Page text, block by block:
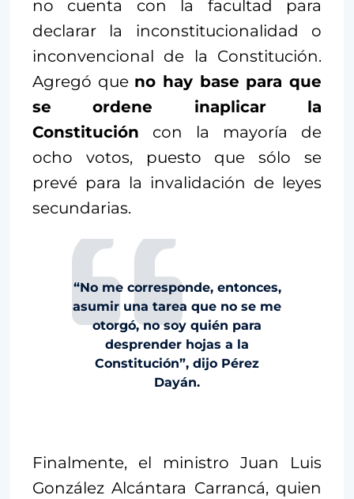
no cuenta con la facultad para
declarar la inconstitucionalidad o
inconvencional de la Constitución.
Agregó que no hay base para que
se ordene inaplicar la
Constitución con la mayoría de
ocho votos, puesto que sólo se
prevé para la invalidación de leyes
secundarias.
“No me corresponde, entonces,
asumir una tarea que no se me
otorgó, no soy quién para
desprender hojas a la
Constitución”, dijo Pérez
Dayán.
Finalmente, el ministro Juan Luis
González Alcántara Carrancá, quien